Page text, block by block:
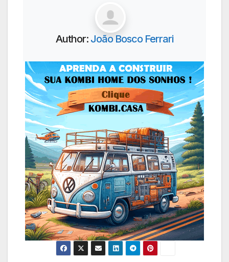
Author: João Bosco Ferrari